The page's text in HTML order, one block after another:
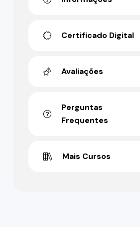
Certificado Digital
Avaliações
Perguntas
Frequentes
Mais Cursos